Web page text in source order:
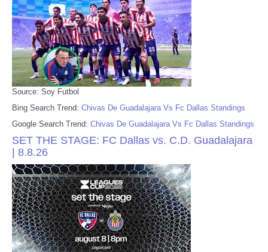
Source: Soy Futbol
Bing Search Trend: Chivas De Guadalajara Vs Fc Dallas Standings
Google Search Trend: Chivas De Guadalajara Vs Fc Dallas Standings
SET THE STAGE: FC Dallas vs. C.D. Guadalajara
| 8.8.26